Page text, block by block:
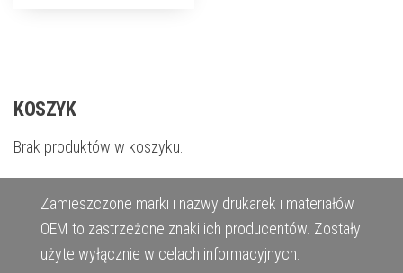
KOSZYK
Brak produktów w koszyku.
Zamieszczone marki i nazwy drukarek i materiałów
OEM to zastrzeżone znaki ich producentów. Zostały
użyte wyłącznie w celach informacyjnych.